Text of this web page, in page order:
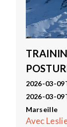
2026-03-
2026-03-
Marseille
Avec